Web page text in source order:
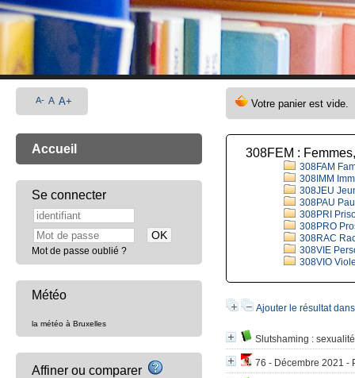
308FEM :
308FAM
308IMM
308JEU
308PAU
308PRI
308PRO
308RAC
308VIE
308VIO
Ajouter le résultat
Slutshaming :
76 - Décembre 2021 -
A- A A+
Accueil
Se connecter
Mot de passe oublié ?
Météo
la météo à Bruxelles
Affiner ou comparer